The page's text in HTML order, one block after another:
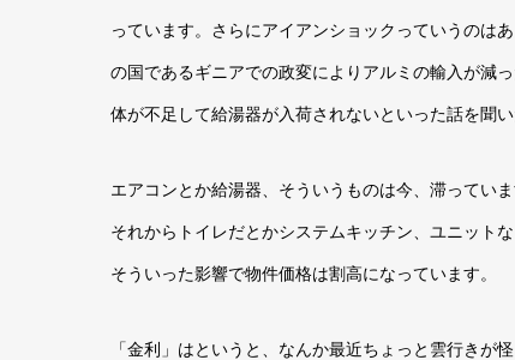
っています。さらにアイアンショックっていうのは
の国であるギニアでの政変によりアルミの輸入が減
体が不足して給湯器が入荷されないといった話を聞
エアコンとか給湯器、そういうものは今、滞ってい
それからトイレだとかシステムキッチン、ユニット
そういった影響で物件価格は割高になっています。
「金利」はというと、なんか最近ちょっと雲行きが